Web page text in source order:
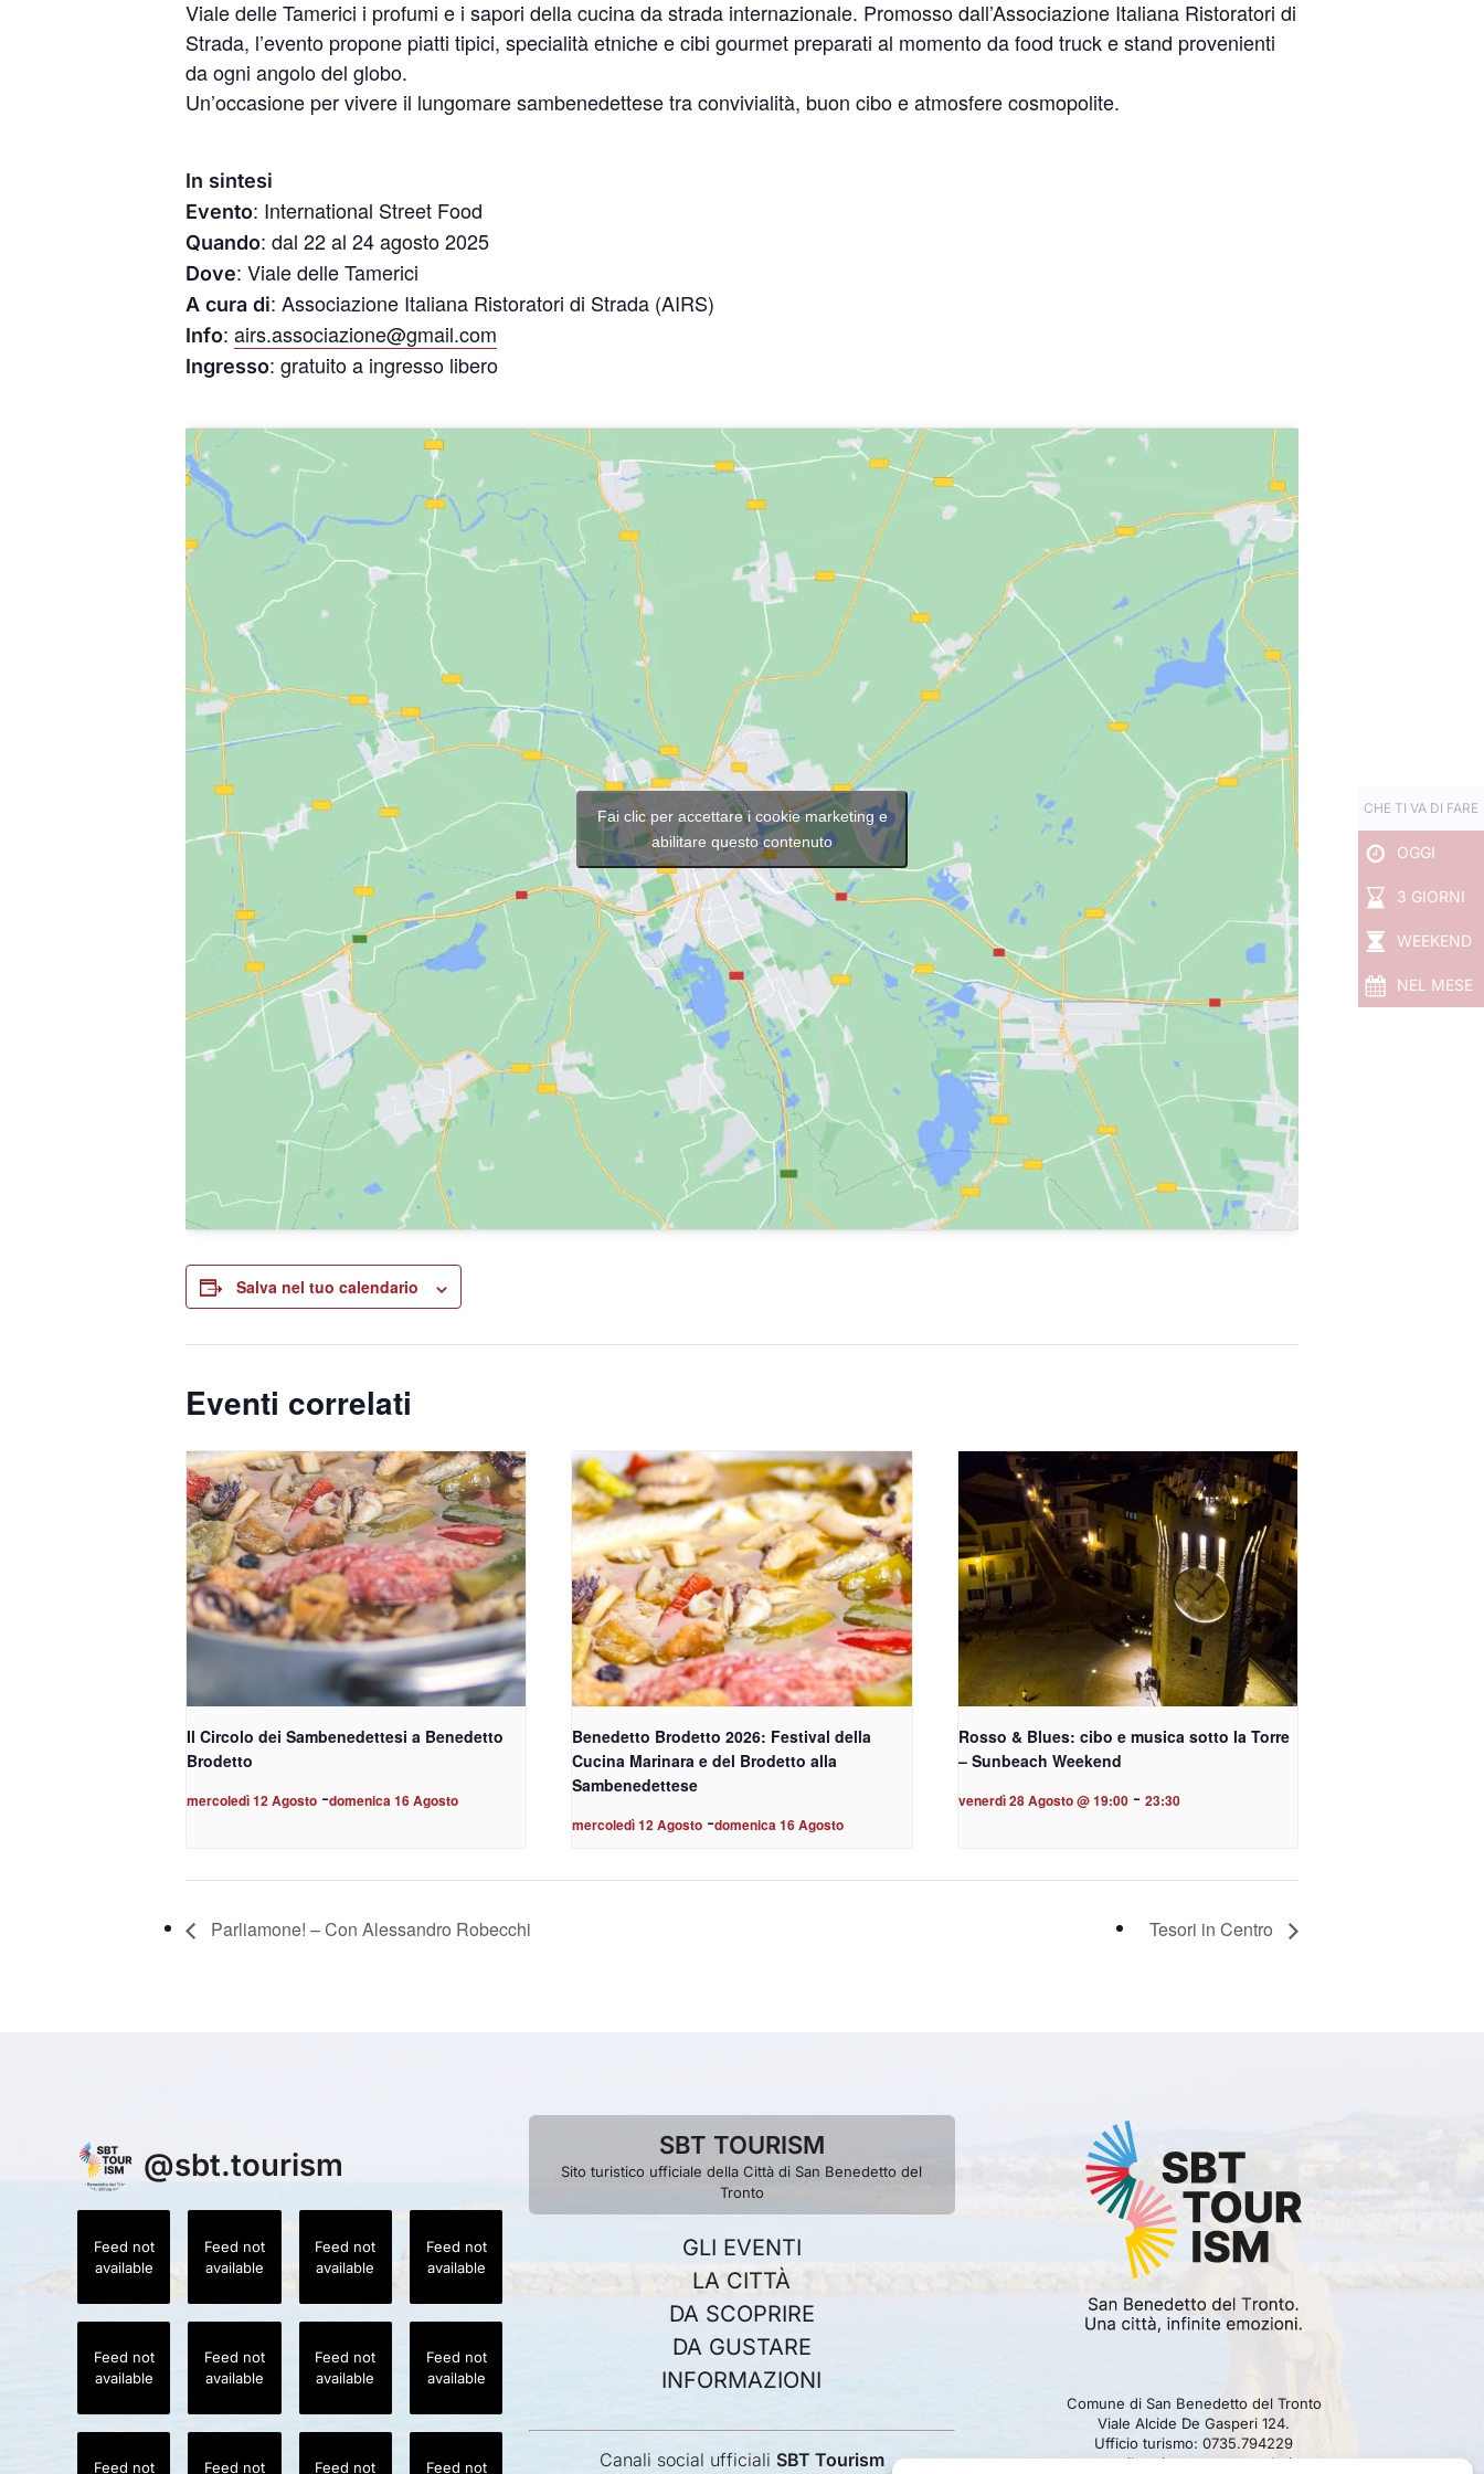
CHE TI VA DI FARE
OGGI
3 GIORNI
WEEKEND
NEL MESE
Viale delle Tamerici i profumi e i sapori della cucina da strada internazionale. Promosso dall’Associazione Italiana Ristoratori di
Strada, l’evento propone piatti tipici, specialità etniche e cibi gourmet preparati al momento da food truck e stand provenienti
da ogni angolo del globo.
Un’occasione per vivere il lungomare sambenedettese tra convivialità, buon cibo e atmosfere cosmopolite.
In sintesi
Evento: International Street Food
Quando: dal 22 al 24 agosto 2025
Dove: Viale delle Tamerici
A cura di: Associazione Italiana Ristoratori di Strada (AIRS)
Info: airs.associazione@gmail.com
Ingresso: gratuito a ingresso libero
Fai clic per accettare i cookie marketing e
abilitare questo contenuto
Salva nel tuo calendario
Eventi correlati
Il Circolo dei Sambenedettesi a Benedetto
Brodetto
mercoledì 12 Agosto -domenica 16 Agosto
Benedetto Brodetto 2026: Festival della
Cucina Marinara e del Brodetto alla
Sambenedettese
mercoledì 12 Agosto -domenica 16 Agosto
Rosso & Blues: cibo e musica sotto la Torre
– Sunbeach Weekend
venerdì 28 Agosto @ 19:00 - 23:30
Parliamone! – Con Alessandro Robecchi Tesori in Centro
@sbt.tourism
Feed not
available
Feed not
available
Feed not
available
Feed not
available
Feed not
available
Feed not
available
Feed not
available
Feed not
available
Feed not Feed not Feed not Feed not
SBT TOURISM
Sito turistico ufficiale della Città di San Benedetto del
Tronto
GLI EVENTI
LA CITTÀ
DA SCOPRIRE
DA GUSTARE
INFORMAZIONI
Canali social ufficiali SBT Tourism
Comune di San Benedetto del Tronto
Viale Alcide De Gasperi 124.
Ufficio turismo: 0735.794229
e-mail: turismo@comunesbt.it